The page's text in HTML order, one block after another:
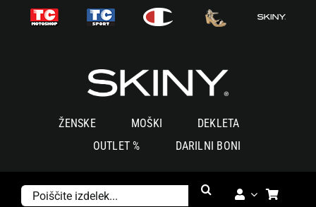
ŽENSKE MOŠKI
DEKLETA
OUTLET %
DARILNI BONI